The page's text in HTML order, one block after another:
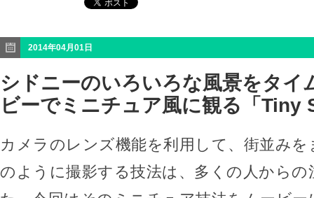
2014年04月01日
シドニーのいろいろな風景をタイ
ビーでミニチュア風に観る「Tiny
カメラのレンズ機能を利用して、街並み
のように撮影する技法は、多くの人からの